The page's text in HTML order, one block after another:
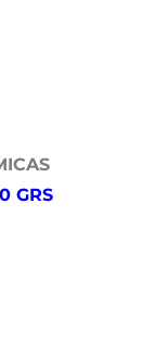
GRS